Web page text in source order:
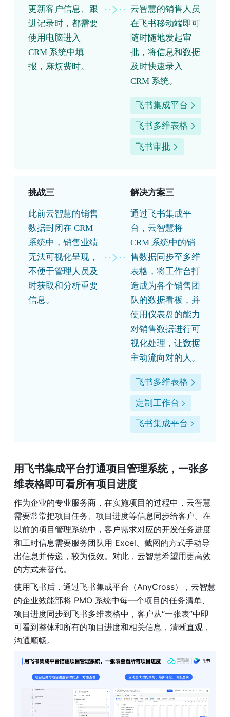
更新客户信息、跟
进记录时，都需要
使用电脑进入
CRM 系统中填
报，麻烦费时。
云智慧的销售人员
在飞书移动端即可
随时随地发起审
批，将信息和数据
及时快速录入
CRM 系统。
飞书集成平台
飞书多维表格
飞书审批
挑战三
此前云智慧的销售
数据封闭在 CRM
系统中，销售业绩
无法可视化呈现，
不便于管理人员及
时获取和分析重要
信息。
解决方案三
通过飞书集成平
台，云智慧将
CRM 系统中的销
售数据同步至多维
表格，将工作台打
造成为各个销售团
队的数据看板，并
使用仪表盘的能力
对销售数据进行可
视化处理，让数据
主动流向对的人。
飞书多维表格
定制工作台
飞书集成平台
用飞书集成平台打通项目管理系统，一张多
维表格即可看所有项目进度
作为企业的专业服务商，在实施项目的过程中，云智慧
需要常常把项目任务、项目进度等信息同步给客户。在
以前的项目管理系统中，客户需求对应的开发任务进度
和工时信息需要服务团队用 Excel、截图的方式手动导
出信息并传递，较为低效。对此，云智慧希望用更高效
的方式来替代。
使用飞书后，通过飞书集成平台（AnyCross），云智慧
的企业效能部将 PMO 系统中每一个项目的任务清单、
项目进度同步到飞书多维表格中，客户从“一张表”中即
可看到整体和所有的项目进度和相关信息，清晰直观，
沟通顺畅。